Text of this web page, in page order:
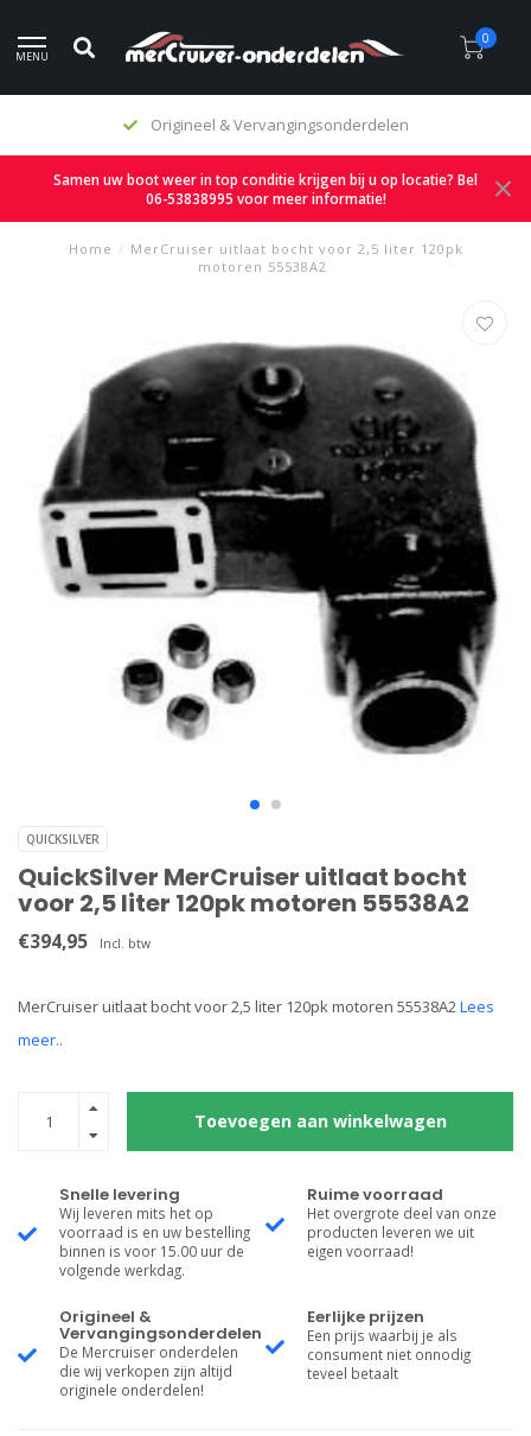
MENU
0
Eerlijke prijzen
Samen uw boot weer in top conditie krijgen bij u op locatie? Bel
06-53838995 voor meer informatie!
Home / MerCruiser uitlaat bocht voor 2,5 liter 120pk
motoren 55538A2
QUICKSILVER
QuickSilver MerCruiser uitlaat bocht
voor 2,5 liter 120pk motoren 55538A2
€394,95 Incl. btw
MerCruiser uitlaat bocht voor 2,5 liter 120pk motoren 55538A2Lees
meer..
Toevoegen aan winkelwagen
Snelle levering
Wij leveren mits het op
voorraad is en uw bestelling
binnen is voor 15.00 uur de
volgende werkdag.
Ruime voorraad
Het overgrote deel van onze
producten leveren we uit
eigen voorraad!
Origineel &
Vervangingsonderdelen
De Mercruiser onderdelen
die wij verkopen zijn altijd
originele onderdelen!
Eerlijke prijzen
Een prijs waarbij je als
consument niet onnodig
teveel betaalt